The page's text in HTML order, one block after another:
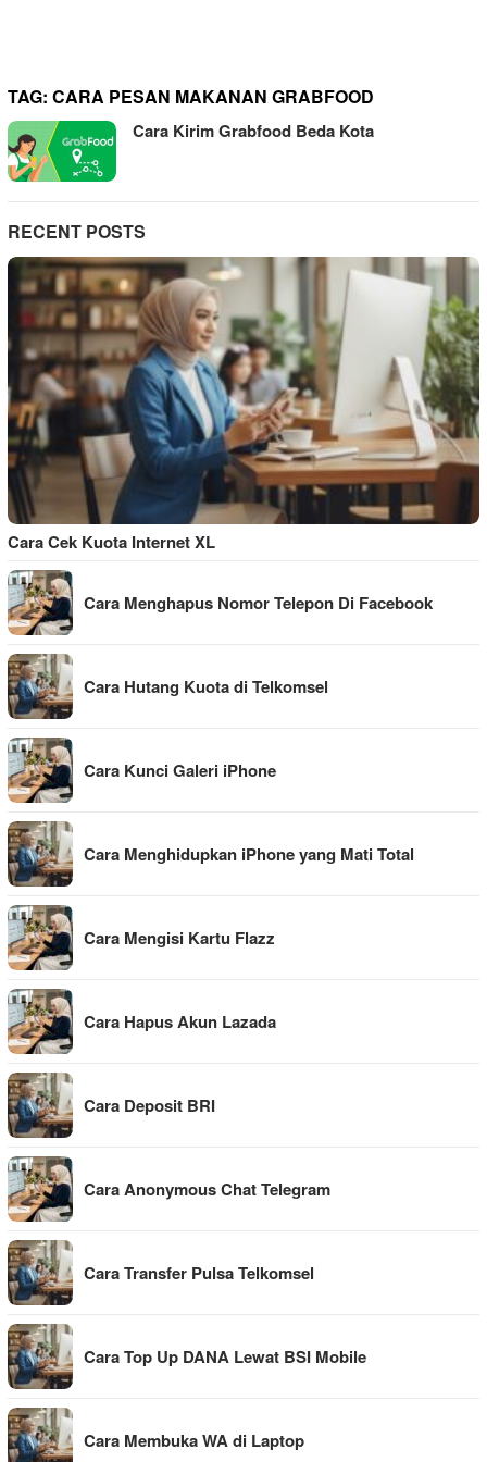
TAG: CARA PESAN MAKANAN GRABFOOD
Cara Kirim Grabfood Beda Kota
RECENT POSTS
Cara Cek Kuota Internet XL
Cara Menghapus Nomor Telepon Di Facebook
Cara Hutang Kuota di Telkomsel
Cara Kunci Galeri iPhone
Cara Menghidupkan iPhone yang Mati Total
Cara Mengisi Kartu Flazz
Cara Hapus Akun Lazada
Cara Deposit BRI
Cara Anonymous Chat Telegram
Cara Transfer Pulsa Telkomsel
Cara Top Up DANA Lewat BSI Mobile
Cara Membuka WA di Laptop